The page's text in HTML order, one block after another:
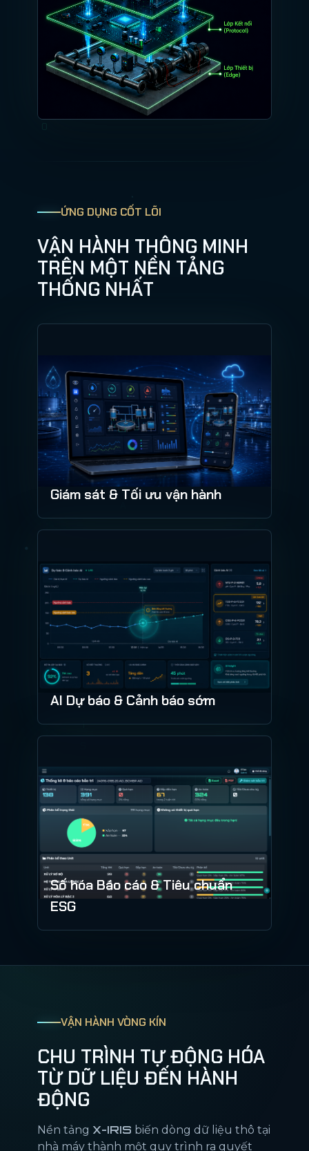
ỨNG DỤNG CỐT LÕI
VẬN HÀNH THÔNG MINH
TRÊN MỘT NỀN TẢNG
THỐNG NHẤT
Giám sát & Tối ưu vận hành
AI Dự báo & Cảnh báo sớm
Số hóa Báo cáo & Tiêu chuẩn
ESG
VẬN HÀNH VÒNG KÍN
CHU TRÌNH TỰ ĐỘNG HÓA
TỪ DỮ LIỆU ĐẾN HÀNH
ĐỘNG
Nền tảng X-IRIS biến dòng dữ liệu thô tại
nhà máy thành một quy trình ra quyết